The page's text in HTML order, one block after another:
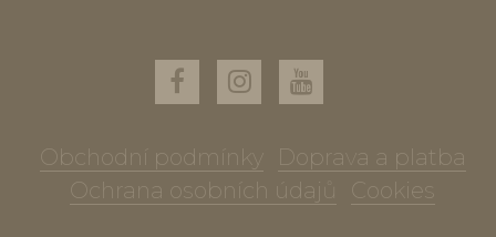
Obchodní podmínky
Doprava a platba
Ochrana osobních údajů
Cookies